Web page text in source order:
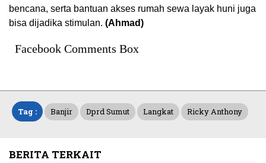
bencana, serta bantuan akses rumah sewa layak huni juga
bisa dijadika stimulan. (Ahmad)
Facebook Comments Box
Tag : Banjir Dprd Sumut Langkat Ricky Anthony
BERITA TERKAIT